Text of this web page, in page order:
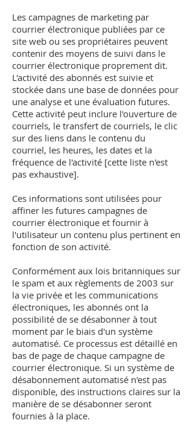
Les campagnes de marketing par
courrier électronique publiées par ce
site web ou ses propriétaires peuvent
contenir des moyens de suivi dans le
courrier électronique proprement dit.
L'activité des abonnés est suivie et
stockée dans une base de données pour
une analyse et une évaluation futures.
Cette activité peut inclure l'ouverture de
courriels, le transfert de courriels, le clic
sur des liens dans le contenu du
courriel, les heures, les dates et la
fréquence de l'activité [cette liste n'est
pas exhaustive].
Ces informations sont utilisées pour
affiner les futures campagnes de
courrier électronique et fournir à
l'utilisateur un contenu plus pertinent en
fonction de son activité.
Conformément aux lois britanniques sur
le spam et aux règlements de 2003 sur
la vie privée et les communications
électroniques, les abonnés ont la
possibilité de se désabonner à tout
moment par le biais d'un système
automatisé. Ce processus est détaillé en
bas de page de chaque campagne de
courrier électronique. Si un système de
désabonnement automatisé n'est pas
disponible, des instructions claires sur la
manière de se désabonner seront
fournies à la place.